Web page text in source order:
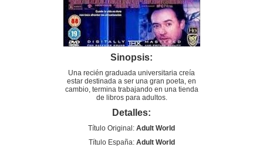
Sinopsis:
Una recién graduada universitaria creía
estar destinada a ser una gran poeta, en
cambio, termina trabajando en una tienda
de libros para adultos.
Detalles:
Título Original: Adult World
Título España: Adult World